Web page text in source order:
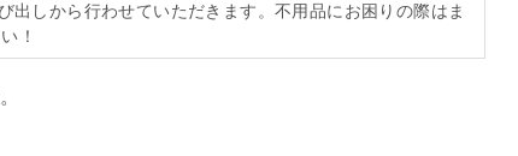
出しから行わせていただきます。不用品にお困りの際はま
！